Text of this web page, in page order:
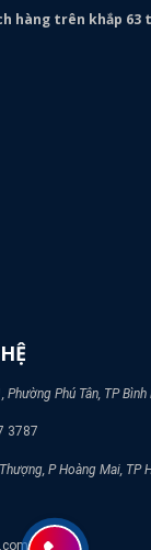
hàng trên khắp 63
Phú Tân, TP Bình
3787
P Hoàng Mai, TP